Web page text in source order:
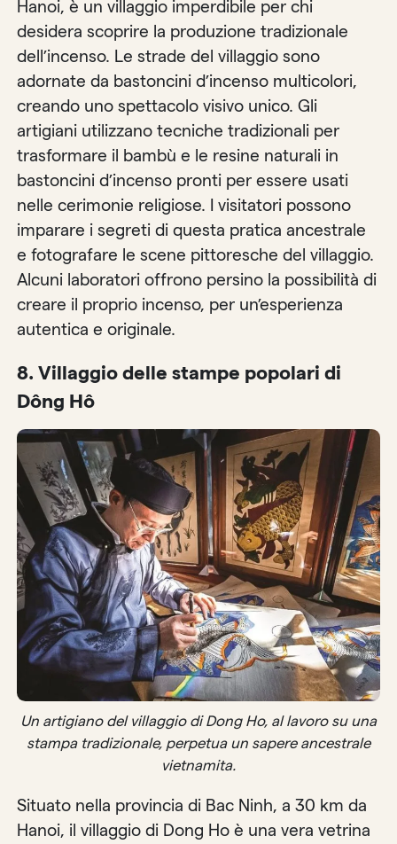
Hanoi, è un villaggio imperdibile per chi
desidera scoprire la produzione tradizionale
dell’incenso. Le strade del villaggio sono
adornate da bastoncini d’incenso multicolori,
creando uno spettacolo visivo unico. Gli
artigiani utilizzano tecniche tradizionali per
trasformare il bambù e le resine naturali in
bastoncini d’incenso pronti per essere usati
nelle cerimonie religiose. I visitatori possono
imparare i segreti di questa pratica ancestrale
e fotografare le scene pittoresche del villaggio.
Alcuni laboratori offrono persino la possibilità di
creare il proprio incenso, per un’esperienza
autentica e originale.
8.Villaggio delle stampe popolari di
Dông Hô
Un artigiano del villaggio di Dong Ho, al lavoro su una
stampa tradizionale, perpetua un sapere ancestrale
vietnamita.
Situato nella provincia di Bac Ninh, a 30 km da
Hanoi, il villaggio di Dong Ho è una vera vetrina